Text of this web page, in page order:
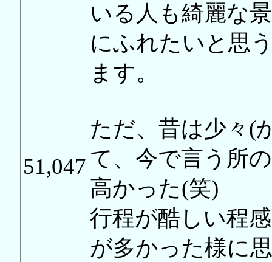
51,047
いる人も綺麗な
にふれたいと思
ます。
ただ、昔は少々(
て、今で言う所
高かった(笑)
行程が酷しい程
が多かった様に